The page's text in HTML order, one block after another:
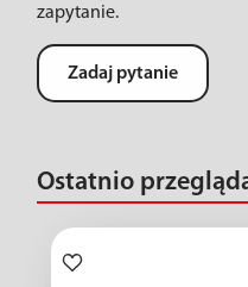
zapytanie.
Zadaj pytanie
Ostatnio